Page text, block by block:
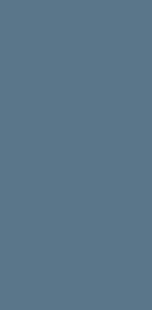
plotly-dashboard/